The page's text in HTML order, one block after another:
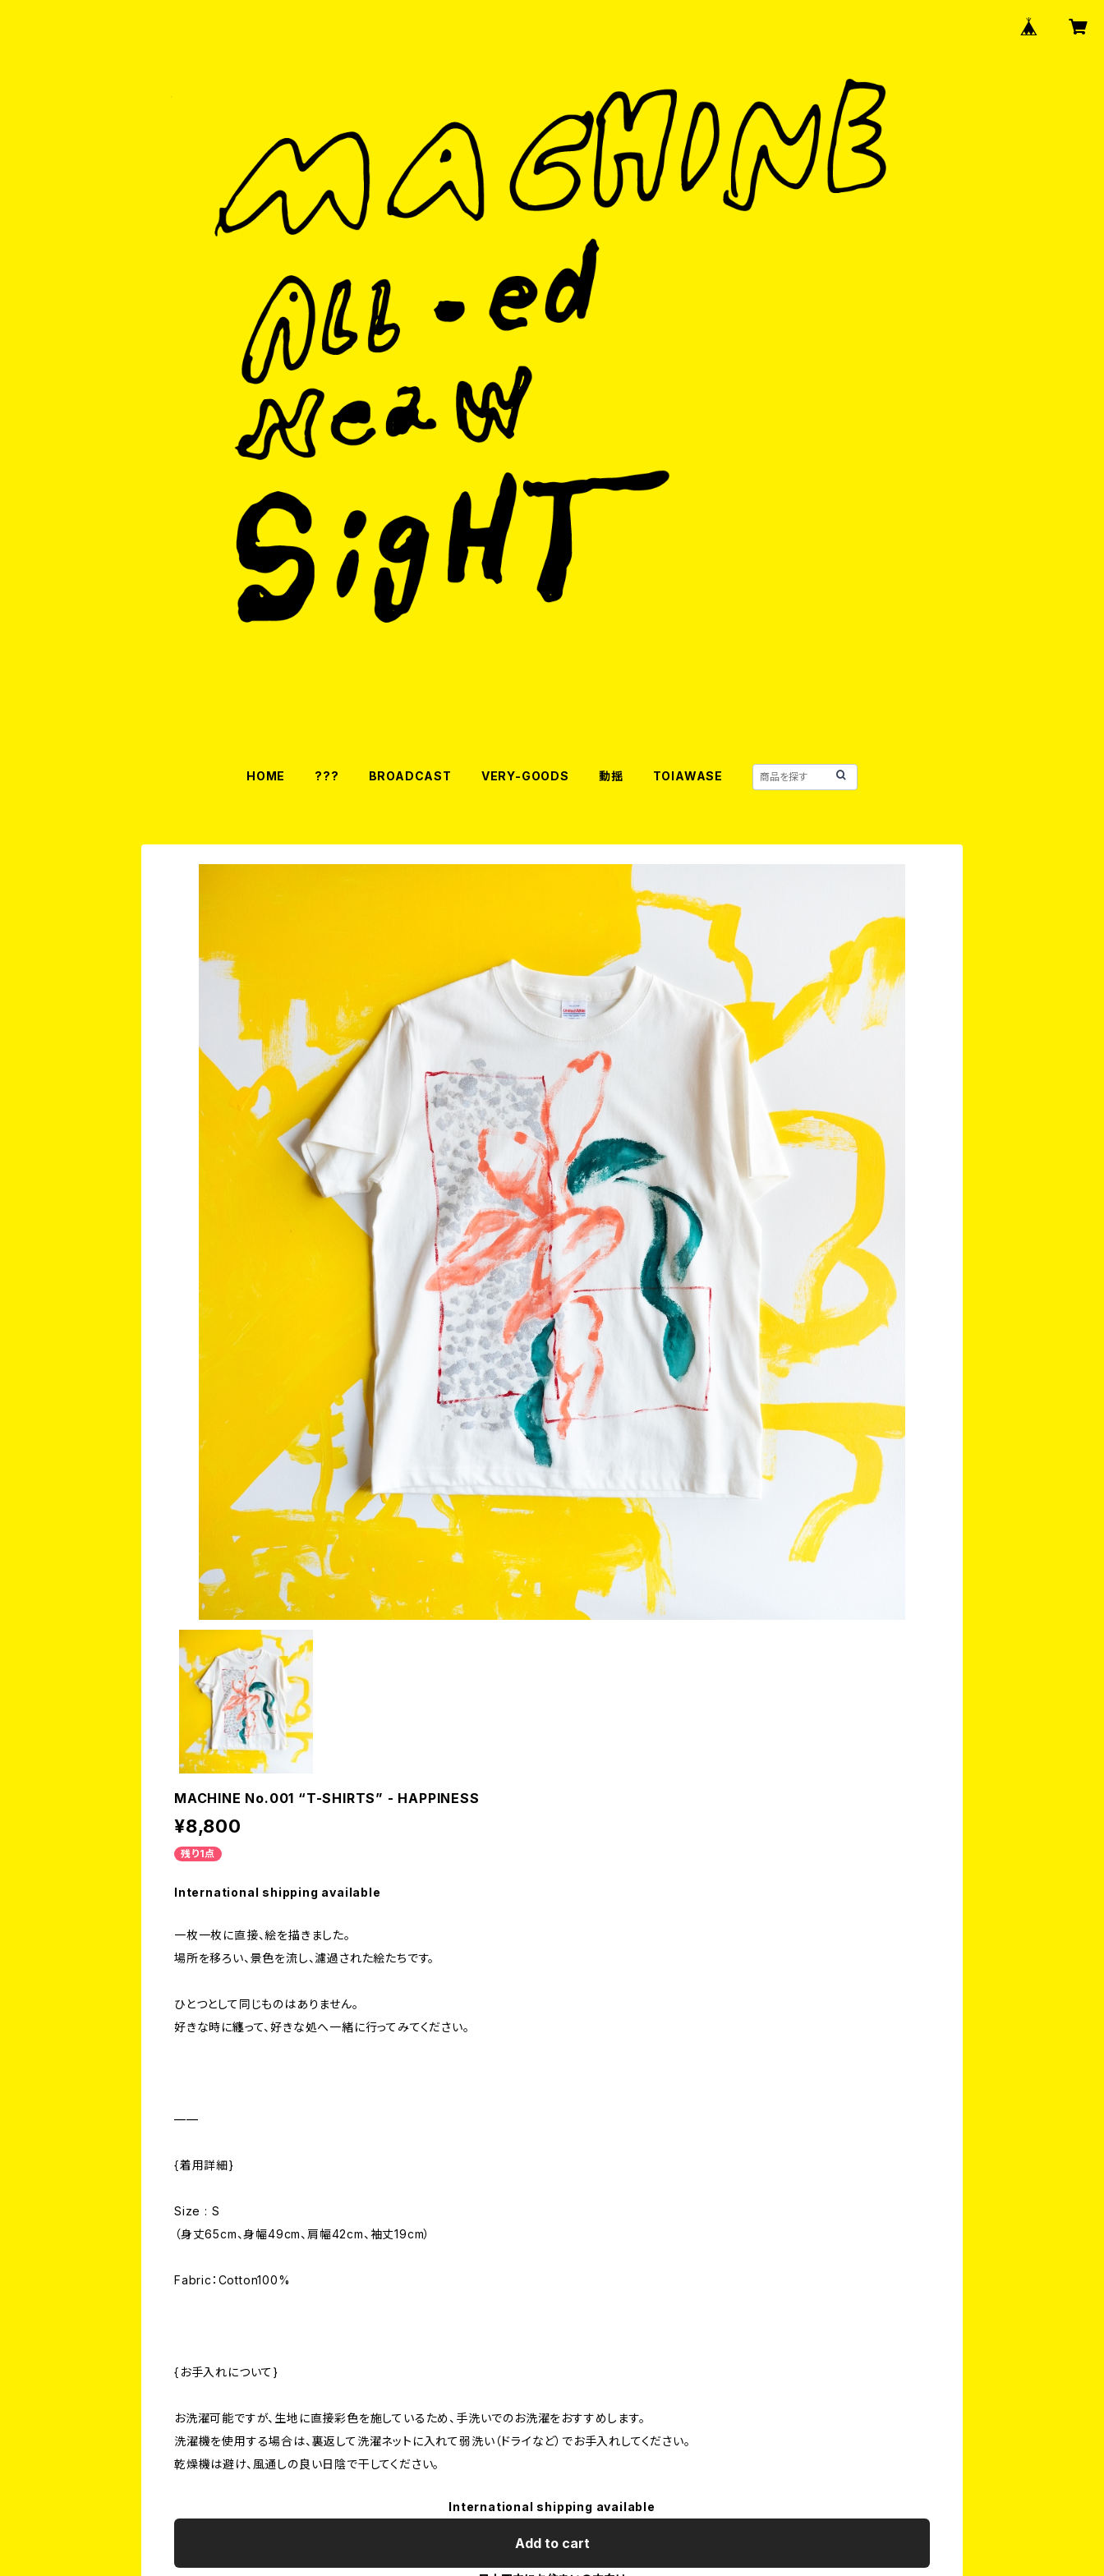
HOME ??? BROADCAST VERY-GOODS 動揺 TOIAWASE
MACHINE No.001 “T-SHIRTS” - HAPPINESS
¥8,800
残り1点
International shipping available
一枚一枚に直接、絵を描きました。
場所を移ろい、景色を流し、濾過された絵たちです。
ひとつとして同じものはありません。
好きな時に纏って、好きな処へ一緒に行ってみてください。
——
{着用詳細}
Size : S
（身丈65cm、身幅49cm、肩幅42cm、袖丈19cm）
Fabric：Cotton100%
{お手入れについて}
お洗濯可能ですが、生地に直接彩色を施しているため、手洗いでのお洗濯をおすすめします。
洗濯機を使用する場合は、裏返して洗濯ネットに入れて弱洗い（ドライなど）でお手入れしてください。
乾燥機は避け、風通しの良い日陰で干してください。
International shipping available
Add to cart